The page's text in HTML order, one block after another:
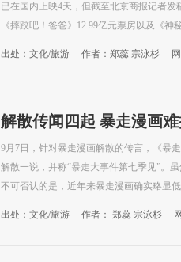
已在国内上映4天，但截至北京商报记者发
《摔跤吧！爸爸》12.99亿元票房以及《神
出处：文化/旅游 作者：郑蕊 宗泳杉
解散传闻四起 暴走漫画
9月7日，针对暴走漫画解散的传言，《暴
解散一说，并称“暴走大事件第七季见”。
不可否认的是，近年来暴走漫画确实略显
出处：文化/旅游 作者： 郑蕊 宗泳杉